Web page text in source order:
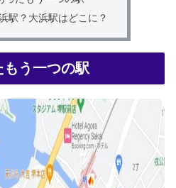
駅？大浜駅はどこに？
う一つの駅